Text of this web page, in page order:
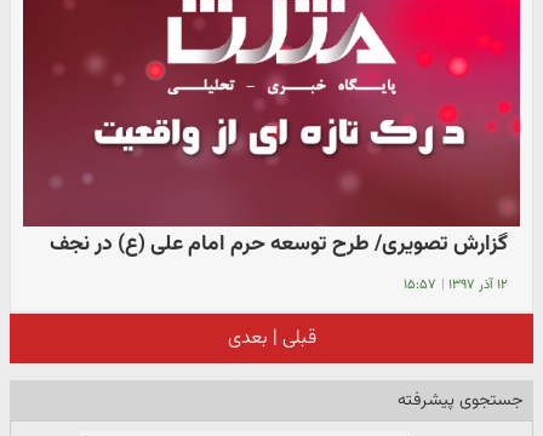
گزارش تصویری/ طرح توسعه حرم امام علی (ع) در نجف
۱۲ آذر ۱۳۹۷ | ۱۵:۵۷
قبلی | بعدی
جستجوی پیشرفته